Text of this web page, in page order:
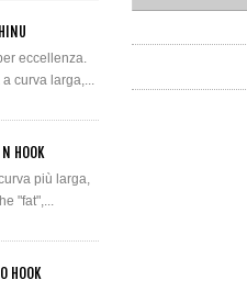
eccellenza.
curva larga,...
HOOK
più larga,
"fat",...
HOOK